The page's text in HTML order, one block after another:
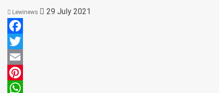
Lewinews 29 July 2021
Facebook
Twitter
Email
Pinterest